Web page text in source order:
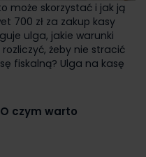
może skorzystać i jak ją
700 zł za zakup kasy
ulga, jakie warunki
żeby nie stracić
fiskalną? Ulga na kasę
czym warto